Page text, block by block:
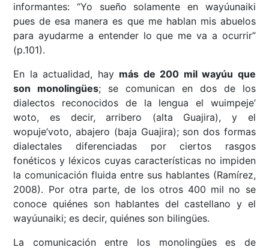
informantes: “Yo sueño solamente en wayúunaiki
pues de esa manera es que me hablan mis abuelos
para ayudarme a entender lo que me va a ocurrir”
(p.101).
En la actualidad, hay más de 200 mil wayúu que
son monolingües; se comunican en dos de los
dialectos reconocidos de la lengua el wuimpeje’
woto, es decir, arribero (alta Guajira), y el
wopuje’voto, abajero (baja Guajira); son dos formas
dialectales diferenciadas por ciertos rasgos
fonéticos y léxicos cuyas características no impiden
la comunicación fluida entre sus hablantes (Ramírez,
2008). Por otra parte, de los otros 400 mil no se
conoce quiénes son hablantes del castellano y el
wayúunaiki; es decir, quiénes son bilingües.
La comunicación entre los monolingües es de